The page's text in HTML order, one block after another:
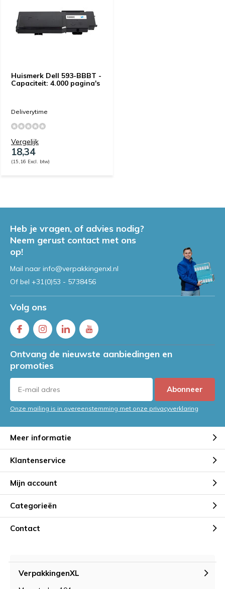
Huismerk Dell 593-BBBT -
Capaciteit: 4.000 pagina's
Deliverytime
Vergelijk
18,34
(15,16 Excl. btw)
Heb je vragen, of advies nodig?
Neem gerust contact met ons
op!
Mail naar info@verpakkingenxl.nl
Of bel +31(0)53 - 5738456
Volg ons
Ontvang de nieuwste aanbiedingen en
promoties
Abonneer
Onze mailing is in overeenstemming met onze privacyverklaring
Meer informatie
Klantenservice
Mijn account
Categorieën
Contact
VerpakkingenXL